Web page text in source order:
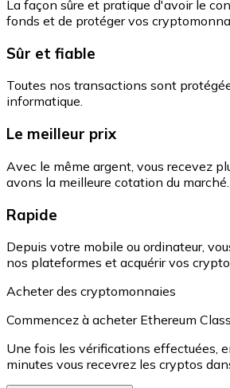
La façon sûre et pratique d'avoir le
fonds et de protéger vos
Sûr et fiable
Toutes nos transactions sont
informatique.
Le meilleur prix
Avec le même argent, vous recevez
avons la meilleure cotation du marché.
Rapide
Depuis votre mobile ou ordinateur,
nos plateformes et acquérir vos
Acheter des cryptomonnaies
Commencez à acheter Ethereum
Une fois les vérifications effectuées,
minutes vous recevrez les cryptos